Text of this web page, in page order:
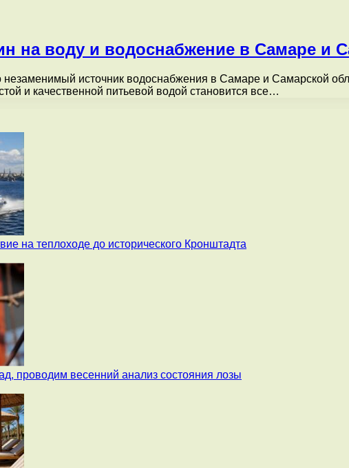
на воду и водоснабжение в Самаре и
источник водоснабжения в Самаре и Самарской
и качественной питьевой водой становится все…
на теплоходе до исторического Кронштадта
проводим весенний анализ состояния лозы